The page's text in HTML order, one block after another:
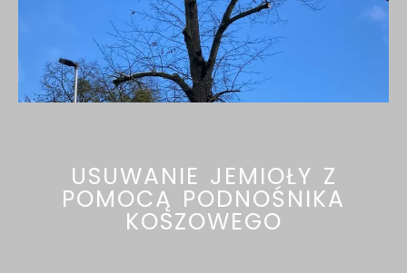
USUWANIE JEMIOŁY Z
POMOCĄ PODNOŚNIKA
KOSZOWEGO